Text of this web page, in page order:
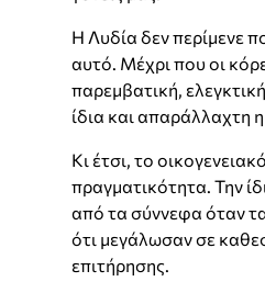
Η Λυδία δεν περίμενε
αυτό. Μέχρι που οι
παρεμβατική,
ίδια και απαράλλαχτη
Κι έτσι, το
πραγματικότητα. Την
από τα σύννεφα όταν
ότι μεγάλωσαν σε
επιτήρησης.